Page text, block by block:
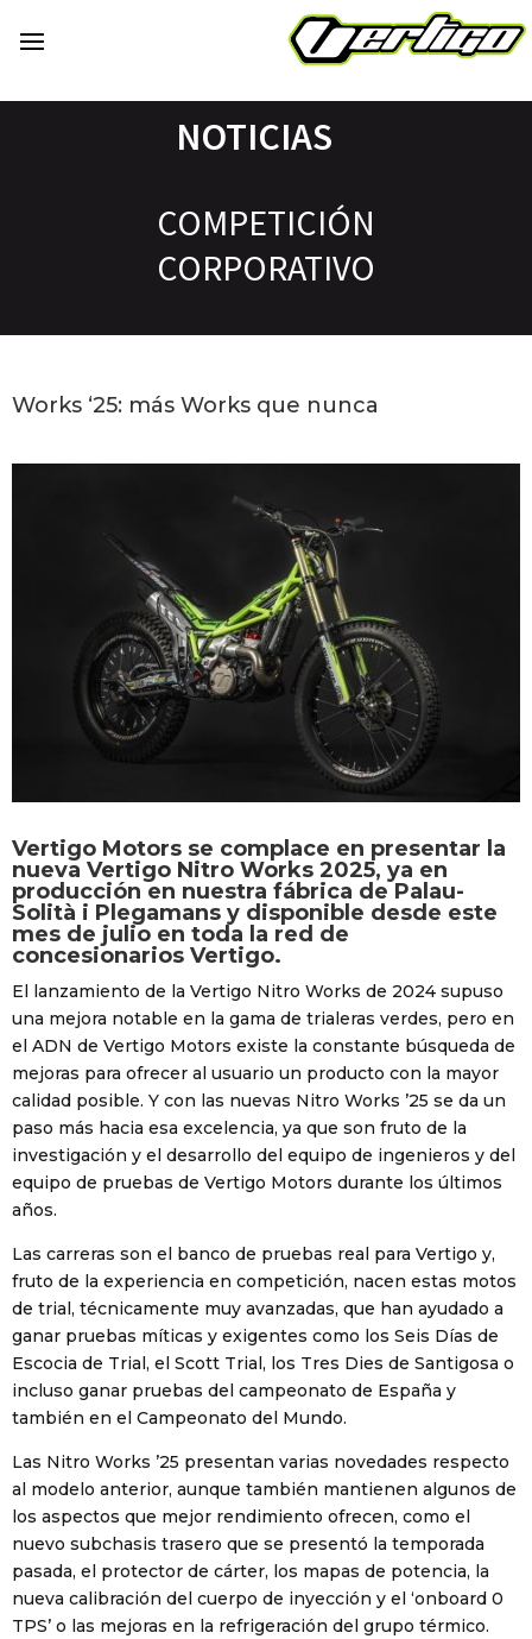
NOTICIAS
COMPETICIÓN
CORPORATIVO
Works ‘25: más Works que nunca
Vertigo Motors se complace en presentar la
nueva Vertigo Nitro Works 2025, ya en
producción en nuestra fábrica de Palau-
Solità i Plegamans y disponible desde este
mes de julio en toda la red de
concesionarios Vertigo.
El lanzamiento de la Vertigo Nitro Works de 2024 supuso
una mejora notable en la gama de trialeras verdes, pero en
el ADN de Vertigo Motors existe la constante búsqueda de
mejoras para ofrecer al usuario un producto con la mayor
calidad posible. Y con las nuevas Nitro Works ’25 se da un
paso más hacia esa excelencia, ya que son fruto de la
investigación y el desarrollo del equipo de ingenieros y del
equipo de pruebas de Vertigo Motors durante los últimos
años.
Las carreras son el banco de pruebas real para Vertigo y,
fruto de la experiencia en competición, nacen estas motos
de trial, técnicamente muy avanzadas, que han ayudado a
ganar pruebas míticas y exigentes como los Seis Días de
Escocia de Trial, el Scott Trial, los Tres Dies de Santigosa o
incluso ganar pruebas del campeonato de España y
también en el Campeonato del Mundo.
Las Nitro Works ’25 presentan varias novedades respecto
al modelo anterior, aunque también mantienen algunos de
los aspectos que mejor rendimiento ofrecen, como el
nuevo subchasis trasero que se presentó la temporada
pasada, el protector de cárter, los mapas de potencia, la
nueva calibración del cuerpo de inyección y el ‘onboard 0
TPS’ o las mejoras en la refrigeración del grupo térmico.